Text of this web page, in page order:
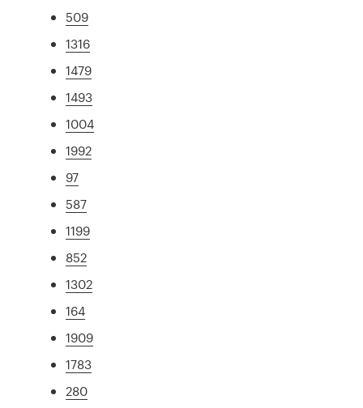
509
1316
1479
1493
1004
1992
97
587
1199
852
1302
164
1909
1783
280